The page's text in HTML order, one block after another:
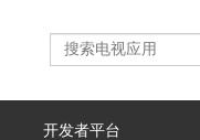
开发者平台